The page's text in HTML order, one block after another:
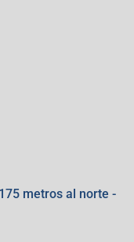
metros al norte -